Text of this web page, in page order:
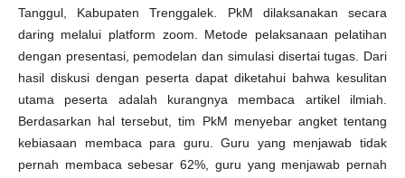
Tanggul, Kabupaten Trenggalek. PkM dilaksanakan secara
daring melalui platform zoom. Metode pelaksanaan pelatihan
dengan presentasi, pemodelan dan simulasi disertai tugas. Dari
hasil diskusi dengan peserta dapat diketahui bahwa kesulitan
utama peserta adalah kurangnya membaca artikel ilmiah.
Berdasarkan hal tersebut, tim PkM menyebar angket tentang
kebiasaan membaca para guru. Guru yang menjawab tidak
pernah membaca sebesar 62%, guru yang menjawab pernah